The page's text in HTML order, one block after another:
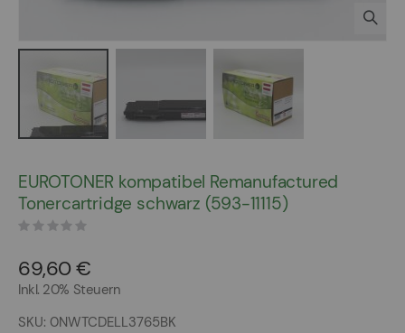
der
Bildergalerie
springen
EUROTONER kompatibel Remanufactured
Tonercartridge schwarz (593-11115)
69,60 €
Inkl. 20% Steuern
SKU 0NWTCDELL3765BK